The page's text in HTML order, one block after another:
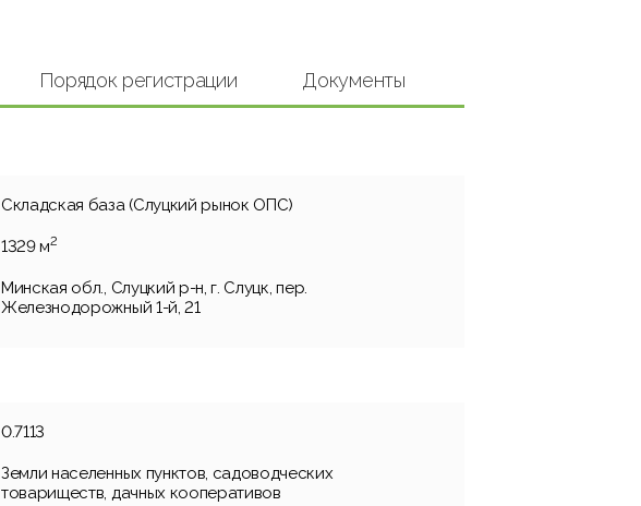
Порядок регистрации Документы
Складская база (Слуцкий рынок ОПС)
1329 м2
Минская обл., Слуцкий р-н, г. Слуцк, пер.
Железнодорожный 1-й, 21
0.7113
Земли населенных пунктов, садоводческих
товариществ, дачных кооперативов